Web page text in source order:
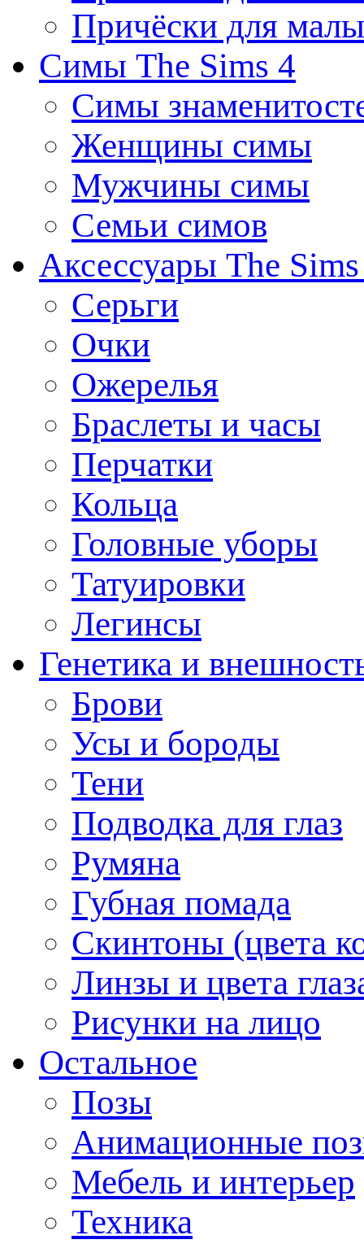
Причёски для
Симы The Sims 4
Симы
Женщины симы
Мужчины симы
Семьи симов
Аксессуары The
Серьги
Очки
Ожерелья
Браслеты и часы
Перчатки
Кольца
Головные уборы
Татуировки
Легинсы
Генетика и
Брови
Усы и бороды
Тени
Подводка для глаз
Румяна
Губная помада
Скинтоны (цвета
Линзы и цвета
Рисунки на лицо
Остальное
Позы
Анимационные
Мебель и интерьер
Техника